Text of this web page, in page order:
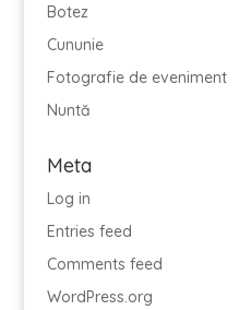
Botez
Cununie
Fotografie de eveniment
Nuntă
Meta
Log in
Entries feed
Comments feed
WordPress.org